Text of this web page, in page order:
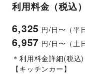
利用料金（税込）
6,325 円/日〜（平
6,957 円/日〜（土
＊利用料金詳細(税込)
【キッチンカー】